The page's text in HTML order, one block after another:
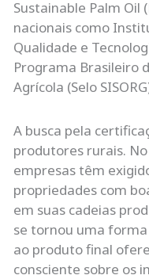
Sustainable Palm Oil
nacionais como
Qualidade e
Programa Brasileiro
Agrícola (Selo
A busca pela
produtores rurais.
empresas têm
propriedades com
em suas cadeias
se tornou uma
ao produto final
consciente sobre os